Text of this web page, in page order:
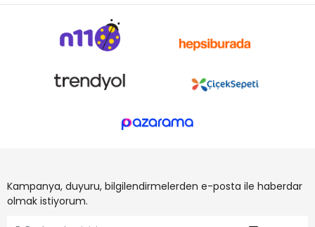
Kampanya, duyuru, bilgilendirmelerden e-posta ile haberdar
olmak istiyorum.